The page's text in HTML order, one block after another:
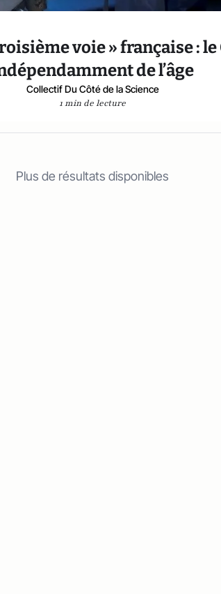
voie » française :
de l’âge
Collectif Du Côté de la Science
1 min de lecture
Plus de résultats disponibles